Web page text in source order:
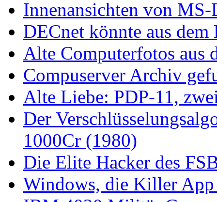
Innenansichten von
DECnet könnte aus
Alte Computerfotos aus
Compuserver Archiv
Alte Liebe: PDP-11,
Der
1000Cr (1980)
Die Elite Hacker des
Windows, die Killer